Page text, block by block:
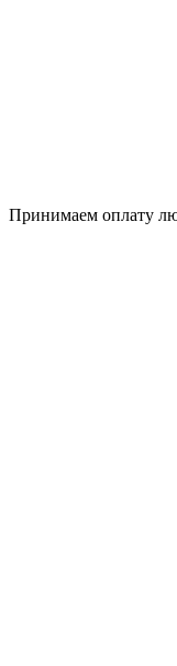
Принимаем оплату